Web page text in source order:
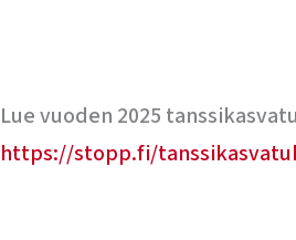
Lue vuoden 2025
https://stopp.fi/